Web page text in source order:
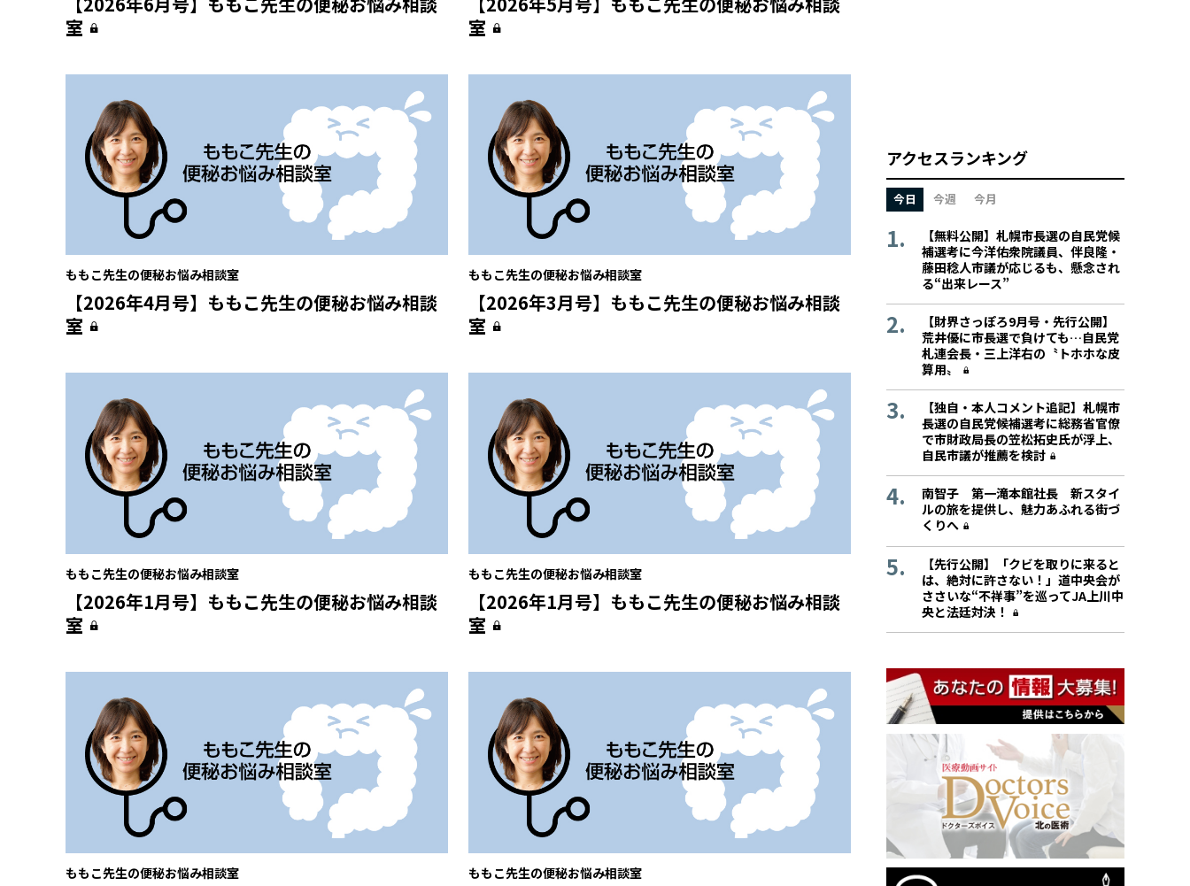
室
室
ももこ先生の便秘お悩み相談室
【2026年4月号】ももこ先生の便秘お悩み相談
室
ももこ先生の便秘お悩み相談室
【2026年3月号】ももこ先生の便秘お悩み相談
室
ももこ先生の便秘お悩み相談室
【2026年1月号】ももこ先生の便秘お悩み相談
室
ももこ先生の便秘お悩み相談室
【2026年1月号】ももこ先生の便秘お悩み相談
室
ももこ先生の便秘お悩み相談室 ももこ先生の便秘お悩み相談室
アクセスランキング
今日 今週 今月
【無料公開】札幌市長選の自民党候
補選考に今洋佑衆院議員、伴良隆・
藤田稔人市議が応じるも、懸念され
る“出来レース”
【財界さっぽろ9月号・先行公開】
荒井優に市長選で負けても…自民党
札連会長・三上洋右の〝トホホな皮
算用〟
【独自・本人コメント追記】札幌市
長選の自民党候補選考に総務省官僚
で市財政局長の笠松拓史氏が浮上、
自民市議が推薦を検討
南智子 第一滝本館社長 新スタイ
ルの旅を提供し、魅力あふれる街づ
くりへ
【先行公開】「クビを取りに来ると
は、絶対に許さない！」道中央会が
ささいな“不祥事”を巡ってJA上川中
央と法廷対決！